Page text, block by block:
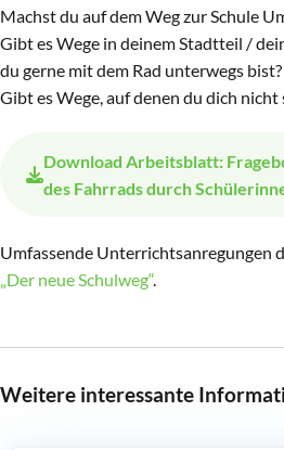
Machst du auf dem Weg zur Schule
Gibt es Wege in deinem Stadtteil /
du gerne mit dem Rad unterwegs bist?
Gibt es Wege, auf denen du dich nicht
Download Arbeitsblatt:
des Fahrrads durch
Umfassende Unterrichtsanregungen
„Der neue Schulweg“.
Weitere interessante